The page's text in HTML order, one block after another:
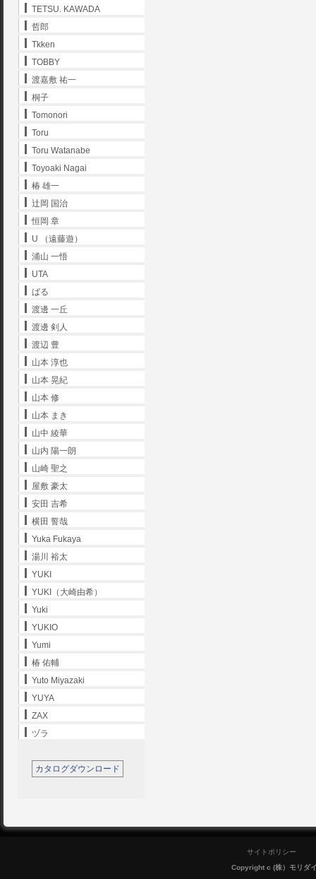
TETSU. KAWADA
哲郎
Tkken
TOBBY
渡嘉敷 祐一
桐子
Tomonori
Toru
Toru Watanabe
Toyoaki Nagai
椿 雄一
辻岡 国治
恒岡 章
U （遠藤遊）
浦山 一悟
UTA
ばる
渡邊 一丘
渡邊 剣人
渡辺 豊
山本 淳也
山本 晃紀
山本 修
山本 まき
山中 綾華
山内 陽一朗
山崎 聖之
屋敷 豪太
安田 吉希
横田 誓哉
Yuka Fukaya
湯川 裕太
YUKI
YUKI（大崎由希）
Yuki
YUKIO
Yumi
椿 佑輔
Yuto Miyazaki
YUYA
ZAX
ヅラ
カタログダウンロード
サイトポリシー
Copyright c (株）モリダ